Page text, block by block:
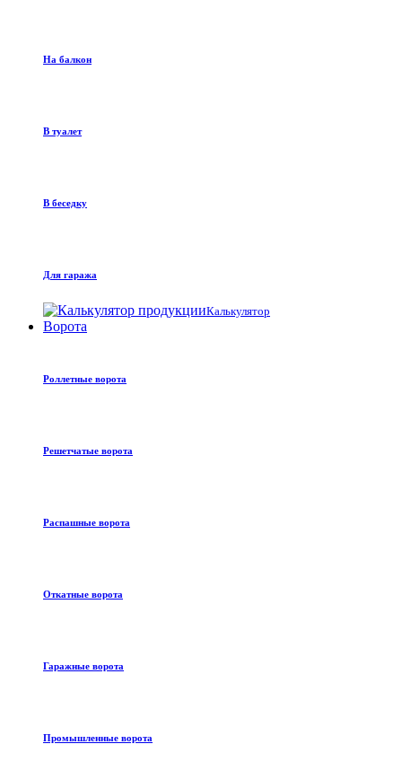
На балкон
В туалет
В беседку
Для гаража
Калькулятор
Ворота
Роллетные ворота
Решетчатые ворота
Распашные ворота
Откатные ворота
Гаражные ворота
Промышленные ворота